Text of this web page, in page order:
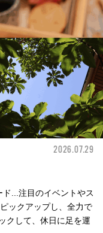
2026.07.29
...注目のイベントやス
ックアップし、全力で
クして、休日に足を運